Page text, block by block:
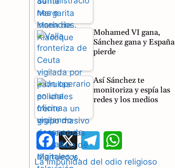
Mohamed VI gana,
Sánchez gana y España
pierde
Así Sánchez te
monitoriza y espía las
redes y los medios
F
a
X
e
h
La impunidad del odio religioso